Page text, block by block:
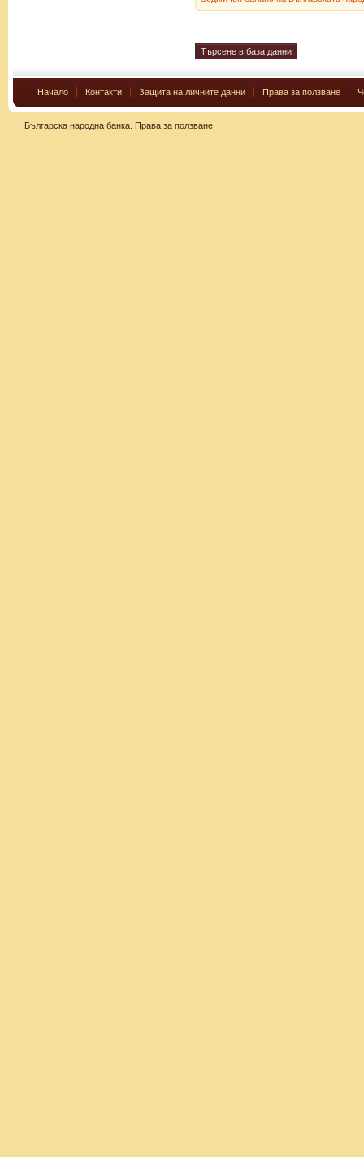
Начало Контакти Защита на личните данни Права за ползване
Българска народна банка. Права за ползване